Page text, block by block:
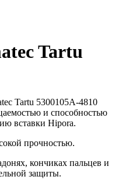
Tartu
Tartu 5300105A-4810
и способностью
вставки Hipora.
прочностью.
кончиках пальцев и
защиты.